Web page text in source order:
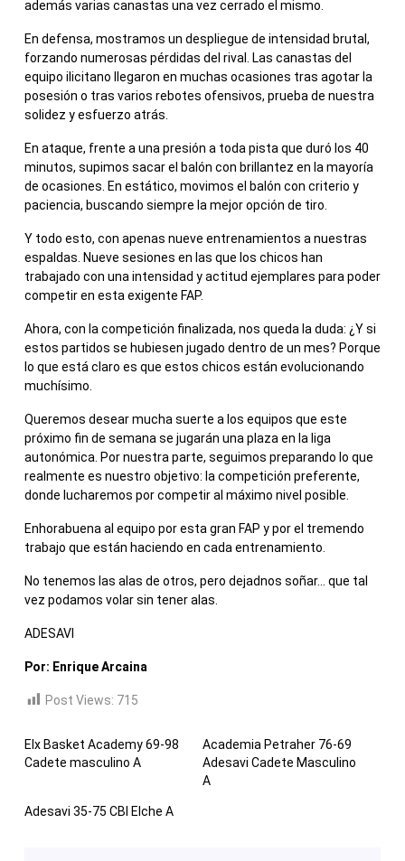
además varias canastas una vez cerrado el mismo.
En defensa, mostramos un despliegue de intensidad brutal,
forzando numerosas pérdidas del rival. Las canastas del
equipo ilicitano llegaron en muchas ocasiones tras agotar la
posesión o tras varios rebotes ofensivos, prueba de nuestra
solidez y esfuerzo atrás.
En ataque, frente a una presión a toda pista que duró los 40
minutos, supimos sacar el balón con brillantez en la mayoría
de ocasiones. En estático, movimos el balón con criterio y
paciencia, buscando siempre la mejor opción de tiro.
Y todo esto, con apenas nueve entrenamientos a nuestras
espaldas. Nueve sesiones en las que los chicos han
trabajado con una intensidad y actitud ejemplares para poder
competir en esta exigente FAP.
Ahora, con la competición finalizada, nos queda la duda: ¿Y si
estos partidos se hubiesen jugado dentro de un mes? Porque
lo que está claro es que estos chicos están evolucionando
muchísimo.
Queremos desear mucha suerte a los equipos que este
próximo fin de semana se jugarán una plaza en la liga
autonómica. Por nuestra parte, seguimos preparando lo que
realmente es nuestro objetivo: la competición preferente,
donde lucharemos por competir al máximo nivel posible.
Enhorabuena al equipo por esta gran FAP y por el tremendo
trabajo que están haciendo en cada entrenamiento.
No tenemos las alas de otros, pero dejadnos soñar… que tal
vez podamos volar sin tener alas.
ADESAVI
Por: Enrique Arcaina
Post Views: 715
Elx Basket Academy 69-98
Cadete masculino A
Academia Petraher 76-69
Adesavi Cadete Masculino
A
Adesavi 35-75 CBI Elche A